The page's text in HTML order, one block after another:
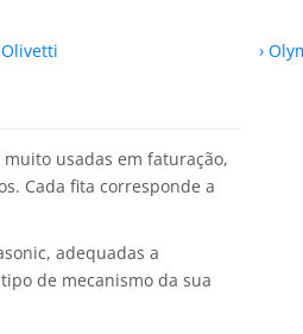
Olivetti
›
usadas em faturação,
Cada fita corresponde a
adequadas a
de mecanismo da sua